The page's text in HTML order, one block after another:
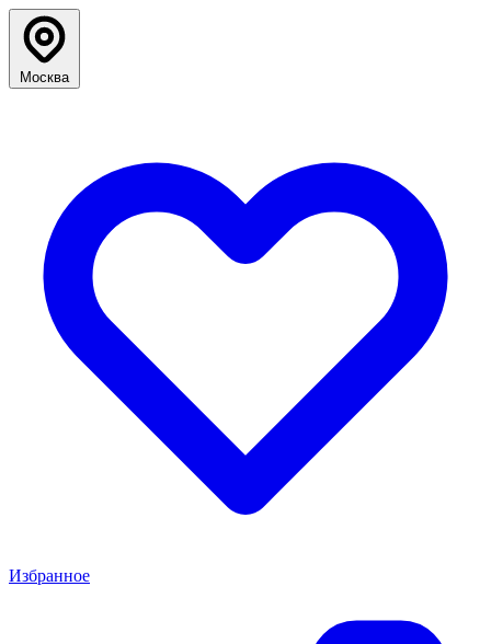
Москва
Избранное